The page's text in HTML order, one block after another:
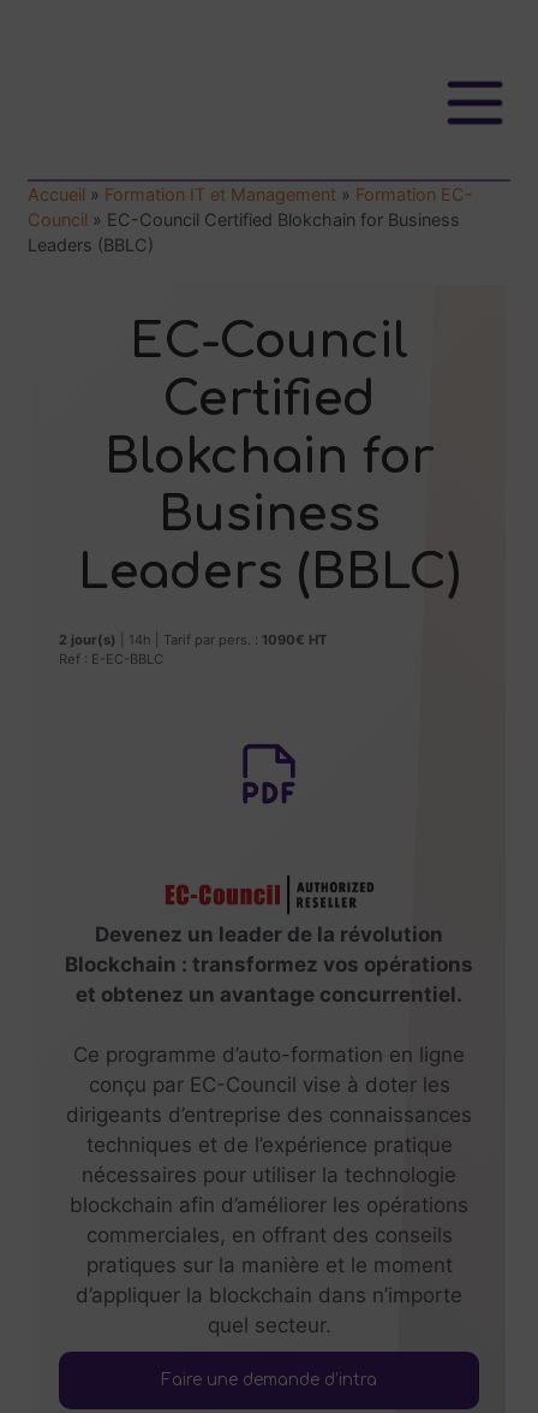
Accueil » Formation IT et Management » Formation EC-
Council » EC-Council Certified Blokchain for Business
Leaders (BBLC)
EC-Council
Certified
Blokchain for
Business
Leaders (BBLC)
2 jour(s) | 14h | Tarif par pers. : 1090€ HT
Ref : E-EC-BBLC
Devenez un leader de la révolution
Blockchain : transformez vos opérations
et obtenez un avantage concurrentiel.
Ce programme d’auto-formation en ligne
conçu par EC-Council vise à doter les
dirigeants d’entreprise des connaissances
techniques et de l’expérience pratique
nécessaires pour utiliser la technologie
blockchain afin d’améliorer les opérations
commerciales, en offrant des conseils
pratiques sur la manière et le moment
d’appliquer la blockchain dans n’importe
quel secteur.
Faire une demande d’intra